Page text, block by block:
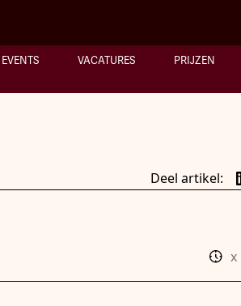
EVENTS VACATURES PRIJZEN
Deel artikel:
x